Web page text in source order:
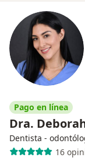
Pago en línea
Dra.
Dentista -
16